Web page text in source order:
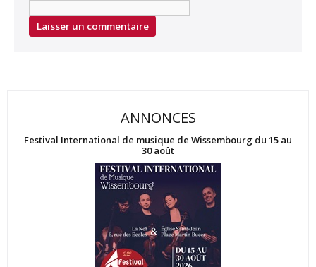
ANNONCES
Festival International de musique de Wissembourg du 15 au
30 août